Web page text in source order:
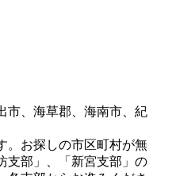
市、海草郡、海南市、紀
。お探しの市区町村が無
支部」、「新宮支部」の